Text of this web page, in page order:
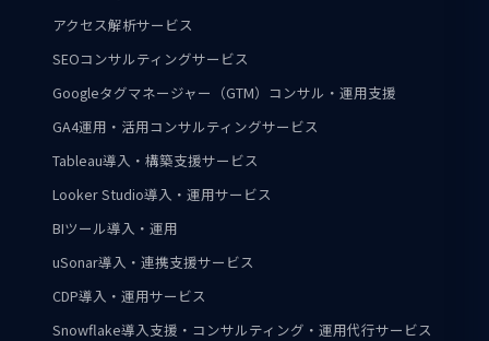
アクセス解析サービス
SEOコンサルティングサービス
Googleタグマネージャー（GTM）コンサル・運用支援
GA4運用・活用コンサルティングサービス
Tableau導入・構築支援サービス
Looker Studio導入・運用サービス
BIツール導入・運用
uSonar導入・連携支援サービス
CDP導入・運用サービス
Snowflake導入支援・コンサルティング・運用代行サービス